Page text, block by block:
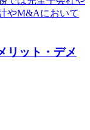
やM&Aにおいて
リット・デメ